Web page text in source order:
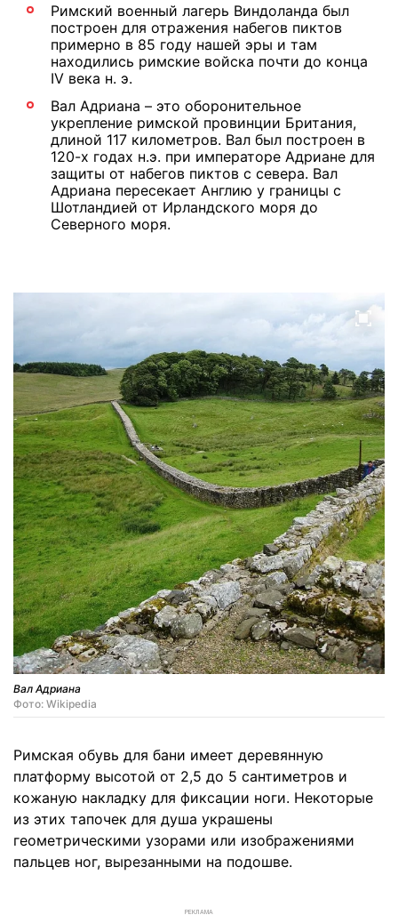
Римский военный лагерь Виндоланда был
построен для отражения набегов пиктов
примерно в 85 году нашей эры и там
находились римские войска почти до конца
IV века н. э.
Вал Адриана – это оборонительное
укрепление римской провинции Британия,
длиной 117 километров. Вал был построен в
120-х годах н.э. при императоре Адриане для
защиты от набегов пиктов с севера. Вал
Адриана пересекает Англию у границы с
Шотландией от Ирландского моря до
Северного моря.
Вал Адриана
Фото: Wikipedia
Римская обувь для бани имеет деревянную
платформу высотой от 2,5 до 5 сантиметров и
кожаную накладку для фиксации ноги. Некоторые
из этих тапочек для душа украшены
геометрическими узорами или изображениями
пальцев ног, вырезанными на подошве.
РЕКЛАМА